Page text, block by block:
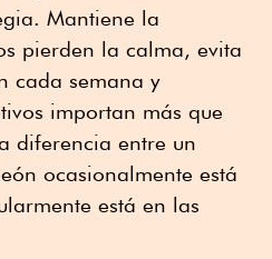
Mantiene la
pierden la calma, evita
cada semana y
importan más que
diferencia entre un
ocasionalmente está
está en las